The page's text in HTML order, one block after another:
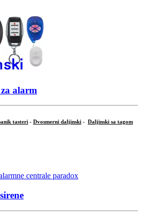
alarm
tasteri - Dvosmerni daljinski - Daljinski sa tagom